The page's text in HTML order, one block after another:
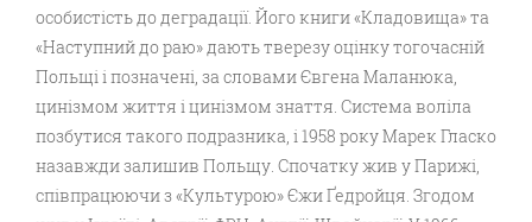
особистість до деградації. Його книги «Кладовища» та
«Наступний до раю» дають тверезу оцінку тогочасній
Польщі і позначені, за словами Євгена Маланюка,
цинізмом життя і цинізмом знаття. Система воліла
позбутися такого подразника, і 1958 року Марек Гласко
назавжди залишив Польщу. Спочатку жив у Парижі,
співпрацюючи з «Культурою» Єжи Ґедройця. Згодом